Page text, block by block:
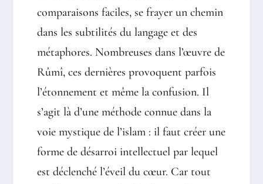
comparaisons faciles, se frayer un chemin
dans les subtilités du langage et des
métaphores. Nombreuses dans l’œuvre de
Rûmî, ces dernières provoquent parfois
l’étonnement et même la confusion. Il
s’agit là d’une méthode connue dans la
voie mystique de l’islam : il faut créer une
forme de désarroi intellectuel par lequel
est déclenché l’éveil du cœur. Car tout